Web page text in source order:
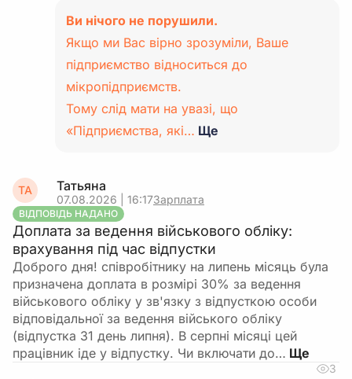
Ви нічого не порушили.
Якщо ми Вас вірно зрозуміли, Ваше
підприємство відноситься до
мікропідприємств.
Тому слід мати на увазі, що
«Підприємства, які… Ще
ТА Татьяна
07.08.2026 | 16:17Зарплата
ВІДПОВІДЬ НАДАНО
Доплата за ведення військового обліку:
врахування під час відпустки
Доброго дня! співробітнику на липень місяць була
призначена доплата в розмірі 30% за ведення
військового обліку у зв'язку з відпусткою особи
відповідальної за ведення війського обліку
(відпустка 31 день липня). В серпні місяці цей
працівник іде у відпустку. Чи включати до…
3